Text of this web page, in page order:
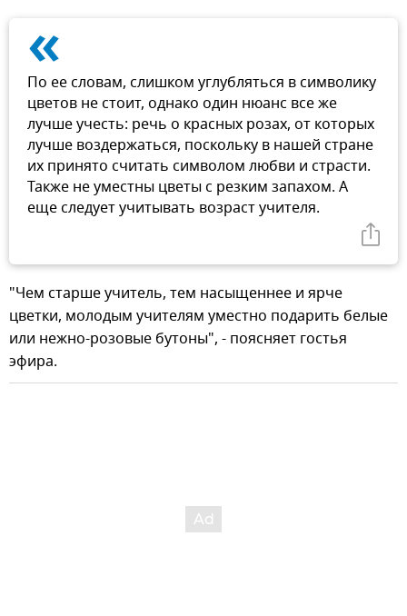
«
По ее словам, слишком углубляться в символику
цветов не стоит, однако один нюанс все же
лучше учесть: речь о красных розах, от которых
лучше воздержаться, поскольку в нашей стране
их принято считать символом любви и страсти.
Также не уместны цветы с резким запахом. А
еще следует учитывать возраст учителя.
"Чем старше учитель, тем насыщеннее и ярче
цветки, молодым учителям уместно подарить белые
или нежно-розовые бутоны", - поясняет гостья
эфира.